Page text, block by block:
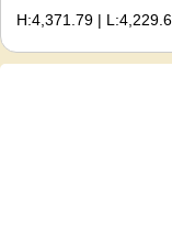
H:4,371.79 |